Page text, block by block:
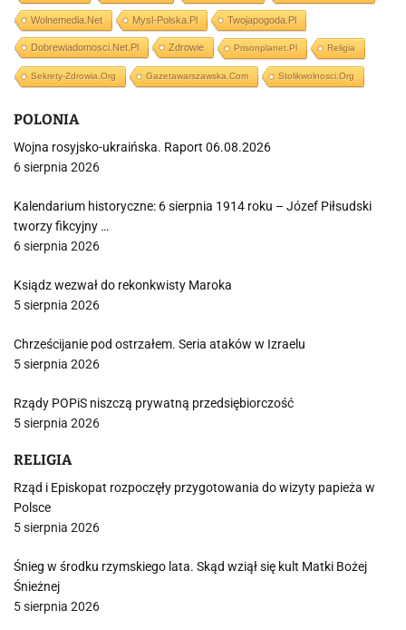
Wolnemedia.net Mysl-Polska.pl Twojapogoda.pl
Dobrewiadomosci.net.pl Zdrowie Prisonplanet.pl Religia
Sekrety-Zdrowia.org Gazetawarszawska.com Stolikwolnosci.org
POLONIA
Wojna rosyjsko-ukraińska. Raport 06.08.2026
6 sierpnia 2026
Kalendarium historyczne: 6 sierpnia 1914 roku – Józef Piłsudski
tworzy fikcyjny …
6 sierpnia 2026
Ksiądz wezwał do rekonkwisty Maroka
5 sierpnia 2026
Chrześcijanie pod ostrzałem. Seria ataków w Izraelu
5 sierpnia 2026
Rządy POPiS niszczą prywatną przedsiębiorczość
5 sierpnia 2026
RELIGIA
Rząd i Episkopat rozpoczęły przygotowania do wizyty papieża w
Polsce
5 sierpnia 2026
Śnieg w środku rzymskiego lata. Skąd wziął się kult Matki Bożej
Śnieżnej
5 sierpnia 2026